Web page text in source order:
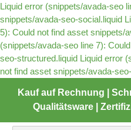
Liquid error (snippets/avada-seo
snippets/avada-seo-social.liquid
5): Could not find asset snippets/
(snippets/avada-seo line 7):
seo-structured.liquid Liquid error
not find asset snippets/avada-
Kauf auf Rechnung |
Qualitätsware |